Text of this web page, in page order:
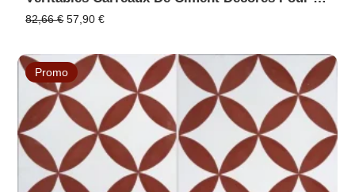
82,66€ Le
était :
82,66 €.
57,90€Le
est :
57,90 €.
Promo